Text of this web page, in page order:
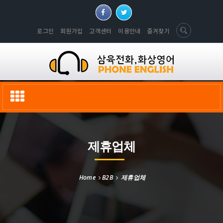
로그인 회원가입 고객센터 이용안내 즐겨찾기
Toggle
제휴업체
Home B2B 제휴업체